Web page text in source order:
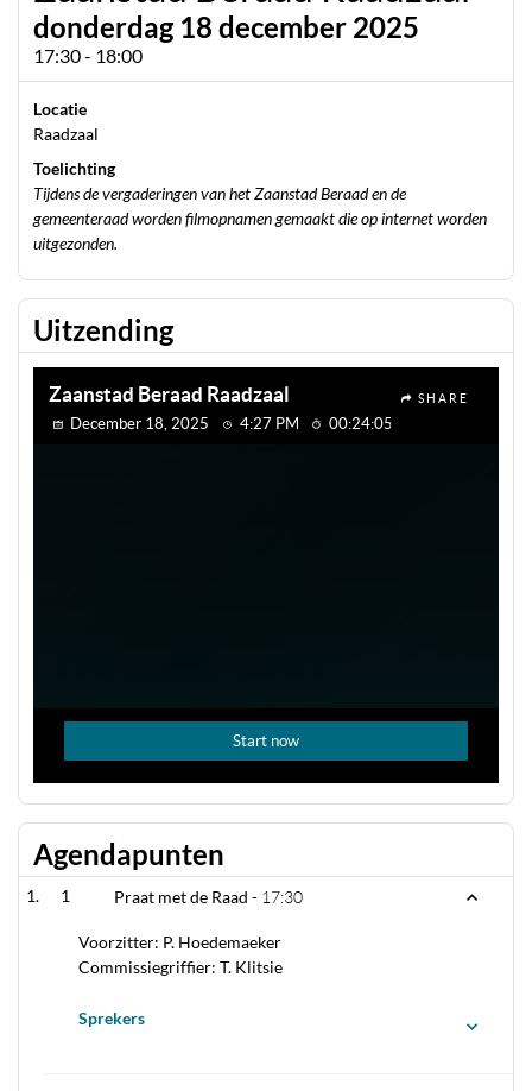
donderdag 18 december 2025
17:30 - 18:00
Locatie
Raadzaal
Toelichting
Tijdens de vergaderingen van het Zaanstad Beraad en de
gemeenteraad worden filmopnamen gemaakt die op internet worden
uitgezonden.
Uitzending
Agendapunten
1 Praat met de Raad - 17:30
Voorzitter: P. Hoedemaeker
Commissiegriffier: T. Klitsie
Sprekers